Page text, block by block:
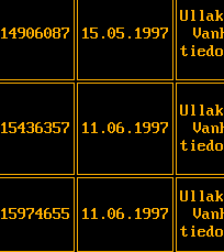
14906087 15.05.1997
15436357 11.06.1997
15974655 11.06.1997